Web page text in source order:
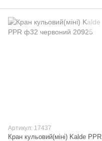
Артикул: 17437
Кран кульовий(міні) Kalde PPR